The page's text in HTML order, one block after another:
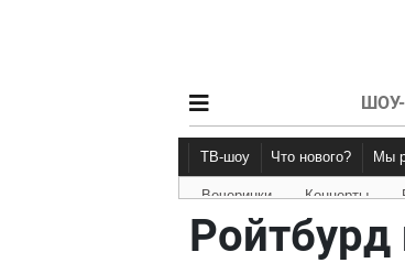
ТВ-шоу Что нового?
Новости афиши
Мы
Вечеринки Концерты